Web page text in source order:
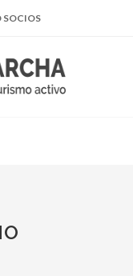
SOCIOS